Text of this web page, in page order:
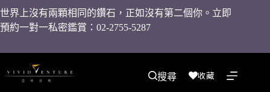
世界上沒有兩顆相同的鑽石，正如沒有第二個你。立即
預約一對一私密鑑賞：02-2755-5287
搜尋 收藏